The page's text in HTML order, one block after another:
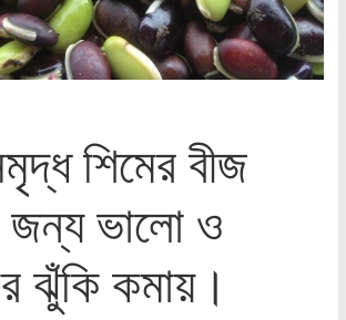
শিমের বীজ
জন্য ভালো ও
ঝুঁকি কমায়।